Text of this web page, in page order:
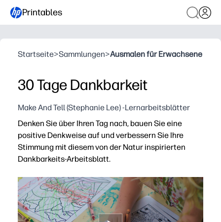
Printables
Startseite>Sammlungen>Ausmalen für Erwachsene
30 Tage Dankbarkeit
Make And Tell (Stephanie Lee) -Lernarbeitsblätter
Denken Sie über Ihren Tag nach, bauen Sie eine
positive Denkweise auf und verbessern Sie Ihre
Stimmung mit diesem von der Natur inspirierten
Dankbarkeits-Arbeitsblatt.